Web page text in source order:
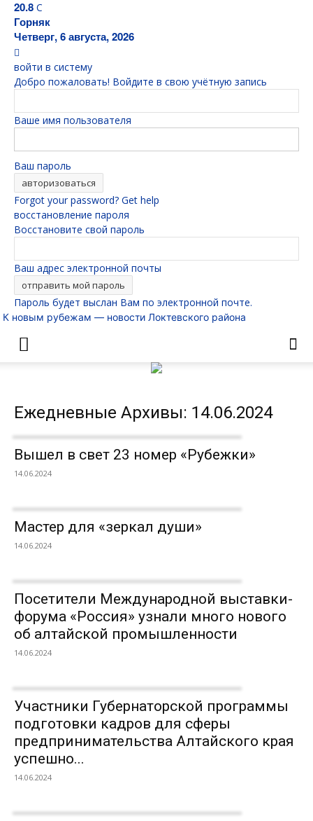
20.8 C
Горняк
Четверг, 6 августа, 2026
войти в систему
Добро пожаловать! Войдите в свою учётную запись
Ваше имя пользователя
Ваш пароль
Forgot your password? Get help
восстановление пароля
Восстановите свой пароль
Ваш адрес электронной почты
Пароль будет выслан Вам по электронной почте.
К новым рубежам — новости Локтевского района
Ежедневные Архивы: 14.06.2024
Вышел в свет 23 номер «Рубежки»
14.06.2024
Мастер для «зеркал души»
14.06.2024
Посетители Международной выставки-
форума «Россия» узнали много нового
об алтайской промышленности
14.06.2024
Участники Губернаторской программы
подготовки кадров для сферы
предпринимательства Алтайского края
успешно...
14.06.2024